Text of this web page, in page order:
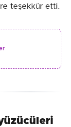
teşekkür etti.